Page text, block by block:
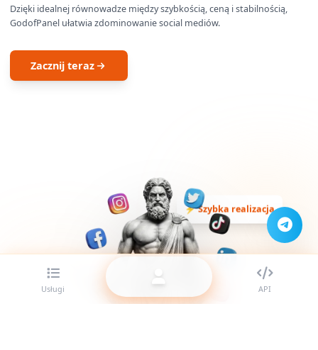
Dzięki idealnej równowadze między szybkością, ceną i stabilnością,
GodofPanel ułatwia zdominowanie social mediów.
Zacznij teraz
⚡ Szybka realizacja
Usługi API